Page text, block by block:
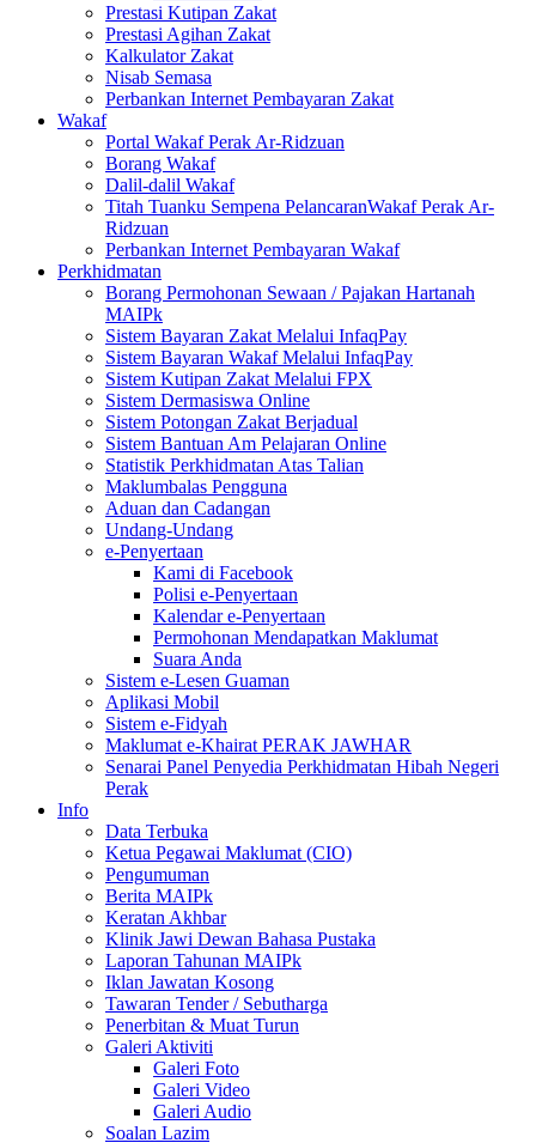
Prestasi Kutipan Zakat
Prestasi Agihan Zakat
Kalkulator Zakat
Nisab Semasa
Perbankan Internet Pembayaran Zakat
Wakaf
Portal Wakaf Perak Ar-Ridzuan
Borang Wakaf
Dalil-dalil Wakaf
Titah Tuanku Sempena PelancaranWakaf Perak Ar-
Ridzuan
Perbankan Internet Pembayaran Wakaf
Perkhidmatan
Borang Permohonan Sewaan / Pajakan Hartanah
MAIPk
Sistem Bayaran Zakat Melalui InfaqPay
Sistem Bayaran Wakaf Melalui InfaqPay
Sistem Kutipan Zakat Melalui FPX
Sistem Dermasiswa Online
Sistem Potongan Zakat Berjadual
Sistem Bantuan Am Pelajaran Online
Statistik Perkhidmatan Atas Talian
Maklumbalas Pengguna
Aduan dan Cadangan
Undang-Undang
e-Penyertaan
Kami di Facebook
Polisi e-Penyertaan
Kalendar e-Penyertaan
Permohonan Mendapatkan Maklumat
Suara Anda
Sistem e-Lesen Guaman
Aplikasi Mobil
Sistem e-Fidyah
Maklumat e-Khairat PERAK JAWHAR
Senarai Panel Penyedia Perkhidmatan Hibah Negeri
Perak
Info
Data Terbuka
Ketua Pegawai Maklumat (CIO)
Pengumuman
Berita MAIPk
Keratan Akhbar
Klinik Jawi Dewan Bahasa Pustaka
Laporan Tahunan MAIPk
Iklan Jawatan Kosong
Tawaran Tender / Sebutharga
Penerbitan & Muat Turun
Galeri Aktiviti
Galeri Foto
Galeri Video
Galeri Audio
Soalan Lazim